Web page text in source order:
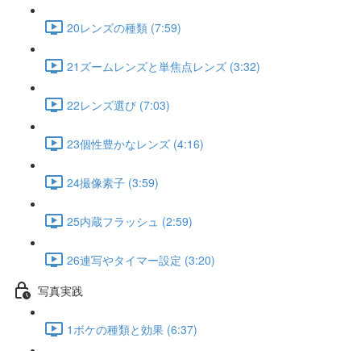
20レンズの種類 (7:59)
21ズームレンズと単焦点レンズ (3:32)
22レンズ選び (7:03)
23個性豊かなレンズ (4:16)
24撮像素子 (3:59)
25内蔵フラッシュ (2:59)
26連写やタイマー設定 (3:20)
写真実践
1ボケの種類と効果 (6:37)